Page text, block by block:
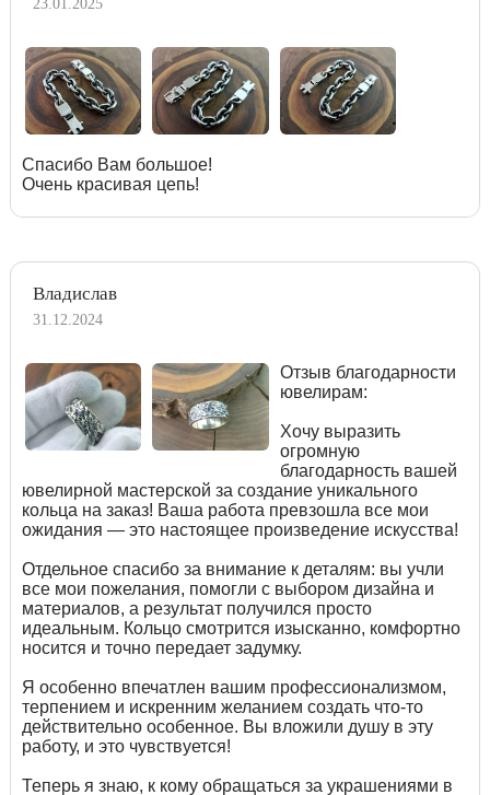
23.01.2025
Спасибо Вам большое!
Очень красивая цепь!
Владислав
31.12.2024
Отзыв благодарности
ювелирам:
Хочу выразить
огромную
благодарность вашей
ювелирной мастерской за создание уникального
кольца на заказ! Ваша работа превзошла все мои
ожидания — это настоящее произведение искусства!
Отдельное спасибо за внимание к деталям: вы учли
все мои пожелания, помогли с выбором дизайна и
материалов, а результат получился просто
идеальным. Кольцо смотрится изысканно, комфортно
носится и точно передает задумку.
Я особенно впечатлен вашим профессионализмом,
терпением и искренним желанием создать что-то
действительно особенное. Вы вложили душу в эту
работу, и это чувствуется!
Теперь я знаю, к кому обращаться за украшениями в